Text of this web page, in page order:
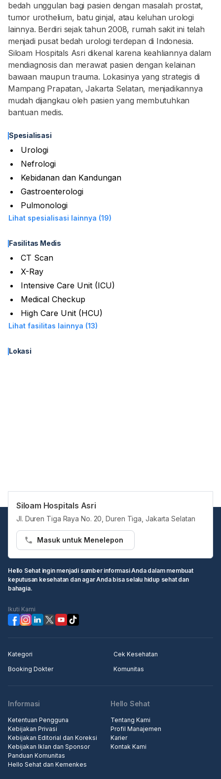
bedah unggulan bagi pasien dengan masalah prostat,
tumor urothelium, batu ginjal, atau keluhan urologi
lainnya. Berdiri sejak tahun 2008, rumah sakit ini telah
menjadi pusat bedah urologi terdepan di Indonesia.
Siloam Hospitals Asri dikenal karena keahliannya dalam
mendiagnosis dan merawat pasien dengan kelainan
bawaan maupun trauma. Lokasinya yang strategis di
Mampang Prapatan, Jakarta Selatan, menjadikannya
mudah dijangkau oleh pasien yang membutuhkan
bantuan medis.
Spesialisasi
Urologi
Nefrologi
Kebidanan dan Kandungan
Gastroenterologi
Pulmonologi
Lihat spesialisasi lainnya (19)
Fasilitas Medis
CT Scan
X-Ray
Intensive Care Unit (ICU)
Medical Checkup
High Care Unit (HCU)
Lihat fasilitas lainnya (13)
Lokasi
Siloam Hospitals Asri
Jl. Duren Tiga Raya No. 20, Duren Tiga, Jakarta Selatan
Masuk untuk Menelepon
Hello Sehat ingin menjadi sumber informasi Anda dalam membuat
keputusan kesehatan dan agar Anda bisa selalu hidup sehat dan
bahagia.
Ikuti Kami
Kategori
Cek Kesehatan
Booking Dokter
Komunitas
Informasi
Ketentuan Pengguna
Kebijakan Privasi
Kebijakan Editorial dan Koreksi
Kebijakan Iklan dan Sponsor
Panduan Komunitas
Hello Sehat dan Kemenkes
Hello Sehat
Tentang Kami
Profil Manajemen
Karier
Kontak Kami